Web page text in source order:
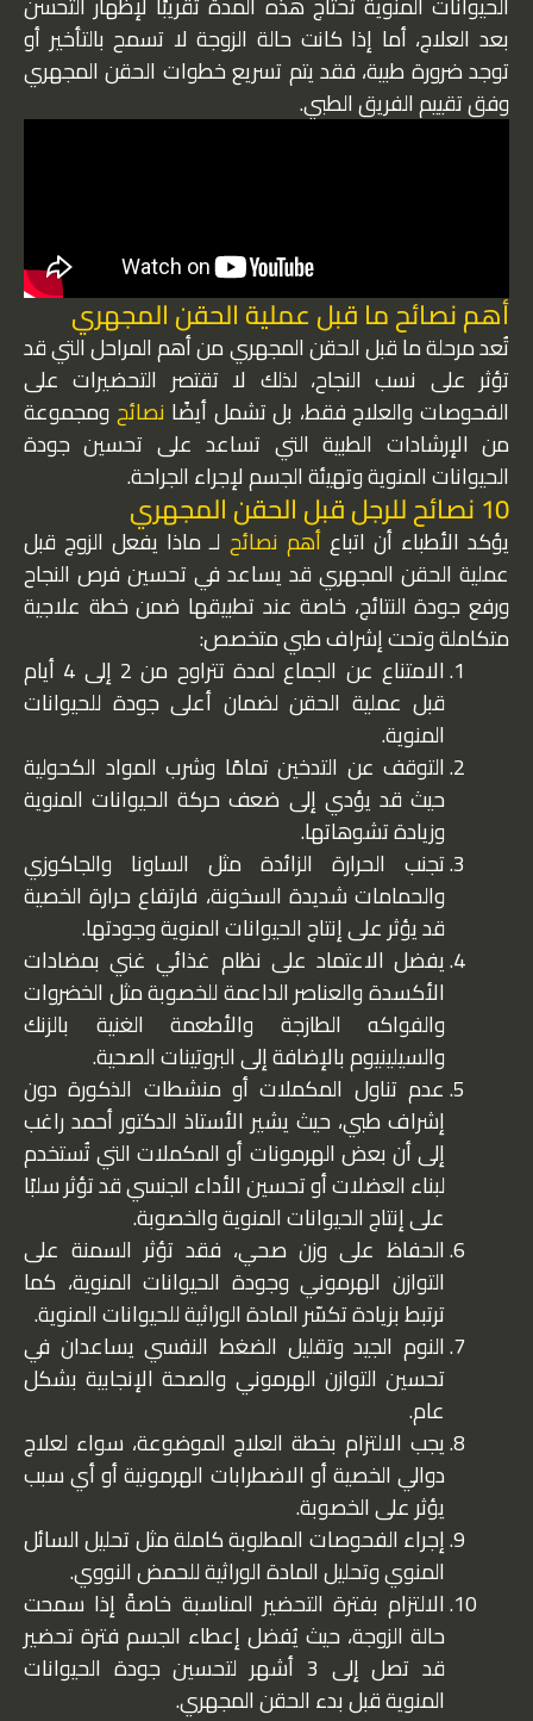
بعد العلاج، أما إذا كانت حالة الزوجة لا تسمح بالتأخير أو
توجد ضرورة طبية، فقد يتم تسريع خطوات الحقن المجهري
وفق تقييم الفريق الطبي.
أهم نصائح ما قبل عملية الحقن المجهري
تُعد مرحلة ما قبل الحقن المجهري من أهم المراحل التي قد
تؤثر على نسب النجاح، لذلك لا تقتصر التحضيرات على
الفحوصات والعلاج فقط، بل تشمل أيضًا نصائح ومجموعة
من الإرشادات الطبية التي تساعد على تحسين جودة
الحيوانات المنوية وتهيئة الجسم لإجراء الجراحة.
10 نصائح للرجل قبل الحقن المجهري
يؤكد الأطباء أن اتباعأهم نصائح لـ ماذا يفعل الزوج قبل
عملية الحقن المجهري قد يساعد في تحسين فرص النجاح
ورفع جودة النتائج، خاصة عند تطبيقها ضمن خطة علاجية
متكاملة وتحت إشراف طبي متخصص:
الامتناع عن الجماع لمدة تتراوح من 2 إلى 4 أيام
قبل عملية الحقن لضمان أعلى جودة للحيوانات
المنوية.
التوقف عن التدخين تمامًا وشرب المواد الكحولية
حيث قد يؤدي إلى ضعف حركة الحيوانات المنوية
وزيادة تشوهاتها.
تجنب الحرارة الزائدة مثل الساونا والجاكوزي
والحمامات شديدة السخونة، فارتفاع حرارة الخصية
قد يؤثر على إنتاج الحيوانات المنوية وجودتها.
يفضل الاعتماد على نظام غذائي غني بمضادات
الأكسدة والعناصر الداعمة للخصوبة مثل الخضروات
والفواكه الطازجة والأطعمة الغنية بالزنك
والسيلينيوم بالإضافة إلى البروتينات الصحية.
عدم تناول المكملات أو منشطات الذكورة دون
إشراف طبي، حيث يشير الأستاذ الدكتور أحمد راغب
إلى أن بعض الهرمونات أو المكملات التي تُستخدم
لبناء العضلات أو تحسين الأداء الجنسي قد تؤثر سلبًا
على إنتاج الحيوانات المنوية والخصوبة.
الحفاظ على وزن صحي، فقد تؤثر السمنة على
التوازن الهرموني وجودة الحيوانات المنوية، كما
ترتبط بزيادة تكسّر المادة الوراثية للحيوانات المنوية.
النوم الجيد وتقليل الضغط النفسي يساعدان في
تحسين التوازن الهرموني والصحة الإنجابية بشكل
عام.
يجب الالتزام بخطة العلاج الموضوعة، سواء لعلاج
دوالي الخصية أو الاضطرابات الهرمونية أو أي سبب
يؤثر على الخصوبة.
إجراء الفحوصات المطلوبة كاملة مثل تحليل السائل
المنوي وتحليل المادة الوراثية للحمض النووي.
الالتزام بفترة التحضير المناسبة خاصةً إذا سمحت
حالة الزوجة، حيث يُفضل إعطاء الجسم فترة تحضير
قد تصل إلى 3 أشهر لتحسين جودة الحيوانات
المنوية قبل بدء الحقن المجهري.